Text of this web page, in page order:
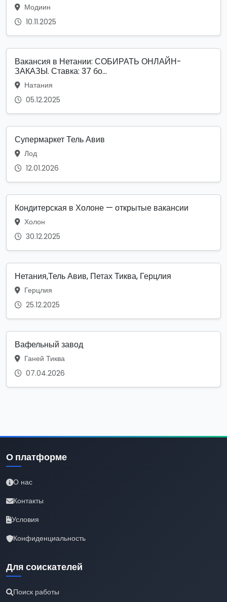
Модиин
10.11.2025
Вакансия в Нетании: СОБИРАТЬ ОНЛАЙН-
ЗАКАЗЫ. Ставка: 37 бо...
Натания
05.12.2025
Супермаркет Тель Авив
Лод
12.01.2026
Кондитерская в Холоне — открытые вакансии
Холон
30.12.2025
Нетания,Тель Авив, Петах Тиква, Герцлия
Герцлия
25.12.2025
Вафельный завод
Ганей Тиква
07.04.2026
О платформе
О нас
Контакты
Условия
Конфиденциальность
Для соискателей
Поиск работы